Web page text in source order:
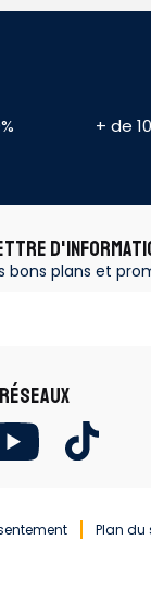
+ de
bons plans et
Plan du